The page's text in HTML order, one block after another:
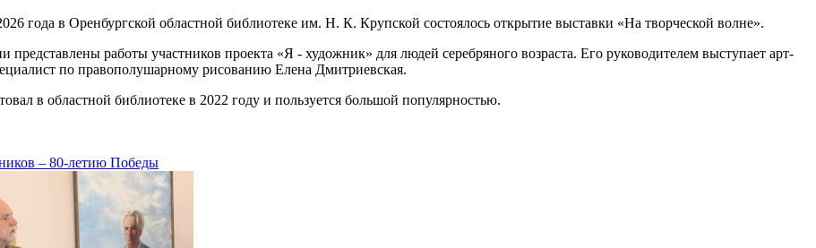
года в Оренбургской областной библиотеке им. Н. К. Крупской состоялось открытие выставки «На творческой волне».
представлены работы участников проекта «Я - художник» для людей серебряного возраста. Его руководителем выступает арт-
по правополушарному рисованию Елена Дмитриевская.
в областной библиотеке в 2022 году и пользуется большой популярностью.
– 80-летию Победы